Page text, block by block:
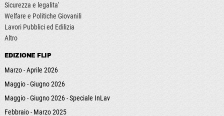
Sicurezza e legalita'
Welfare e Politiche Giovanili
Lavori Pubblici ed Edilizia
Altro
EDIZIONE FLIP
Marzo - Aprile 2026
Maggio - Giugno 2026
Maggio - Giugno 2026 - Speciale InLav
Febbraio - Marzo 2025